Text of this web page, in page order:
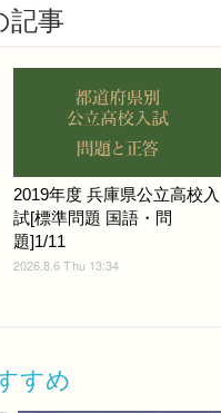
記事
2019年度 兵庫県公立高校入
試[標準問題 国語・問
題]1/11
2026.8.6 Thu 13:34
すめ